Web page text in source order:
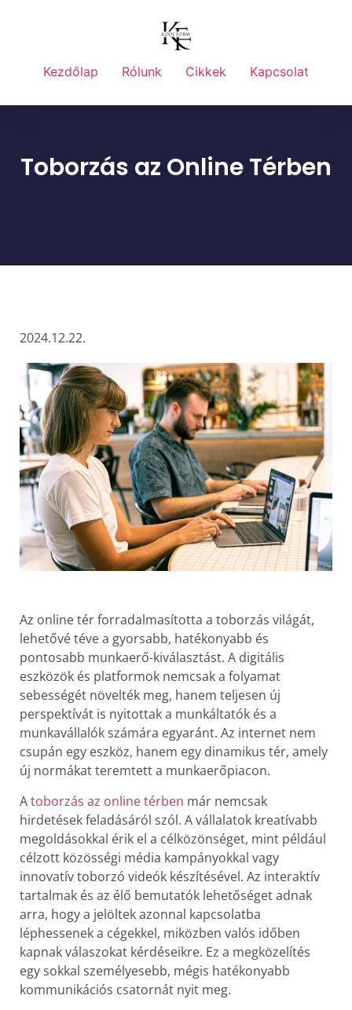
Kezdőlap Rólunk Cikkek Kapcsolat
Toborzás az Online Térben
2024.12.22.
Az online tér forradalmasította a toborzás világát,
lehetővé téve a gyorsabb, hatékonyabb és
pontosabb munkaerő-kiválasztást. A digitális
eszközök és platformok nemcsak a folyamat
sebességét növelték meg, hanem teljesen új
perspektívát is nyitottak a munkáltatók és a
munkavállalók számára egyaránt. Az internet nem
csupán egy eszköz, hanem egy dinamikus tér, amely
új normákat teremtett a munkaerőpiacon.
Atoborzás az online térben már nemcsak
hirdetések feladásáról szól. A vállalatok kreatívabb
megoldásokkal érik el a célközönséget, mint például
célzott közösségi média kampányokkal vagy
innovatív toborzó videók készítésével. Az interaktív
tartalmak és az élő bemutatók lehetőséget adnak
arra, hogy a jelöltek azonnal kapcsolatba
léphessenek a cégekkel, miközben valós időben
kapnak válaszokat kérdéseikre. Ez a megközelítés
egy sokkal személyesebb, mégis hatékonyabb
kommunikációs csatornát nyit meg.